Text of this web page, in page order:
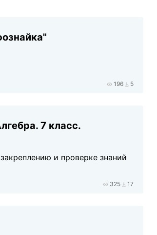
196 5
7 класс.
и проверке знаний
325 17